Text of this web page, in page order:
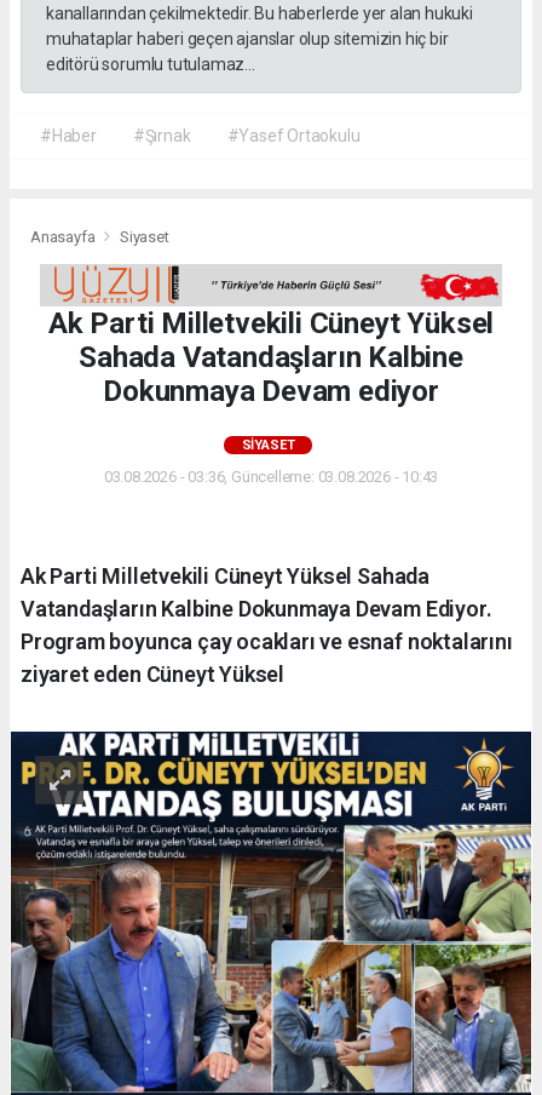
kanallarından çekilmektedir. Bu haberlerde yer alan hukuki
muhataplar haberi geçen ajanslar olup sitemizin hiç bir
editörü sorumlu tutulamaz...
#Haber #Şırnak #Yasef Ortaokulu
Anasayfa Siyaset
Ak Parti Milletvekili Cüneyt Yüksel
Sahada Vatandaşların Kalbine
Dokunmaya Devam ediyor
SIYASET
03.08.2026 - 03:36, Güncelleme: 03.08.2026 - 10:43
Ak Parti Milletvekili Cüneyt Yüksel Sahada
Vatandaşların Kalbine Dokunmaya Devam Ediyor.
Program boyunca çay ocakları ve esnaf noktalarını
ziyaret eden Cüneyt Yüksel